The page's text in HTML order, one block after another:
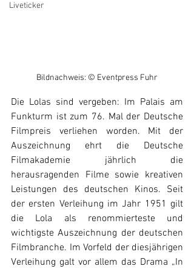
Liveticker
Bildnachweis: © Eventpress Fuhr
Die Lolas sind vergeben: Im Palais am
Funkturm ist zum 76. Mal der Deutsche
Filmpreis verliehen worden. Mit der
Auszeichnung ehrt die Deutsche
Filmakademie jährlich die
herausragenden Filme sowie kreativen
Leistungen des deutschen Kinos. Seit
der ersten Verleihung im Jahr 1951 gilt
die Lola als renommierteste und
wichtigste Auszeichnung der deutschen
Filmbranche. Im Vorfeld der diesjährigen
Verleihung galt vor allem das Drama „In